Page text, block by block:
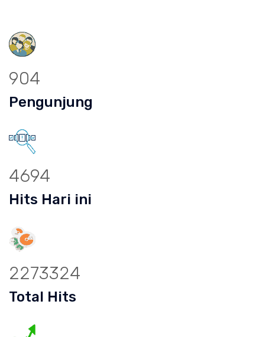
904
Pengunjung
4694
Hits Hari ini
2273324
Total Hits